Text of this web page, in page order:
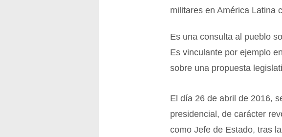
militares en América Latina
Es una consulta al pueblo
Es vinculante por ejemplo
sobre una propuesta
El día 26 de abril de 2016,
presidencial, de carácter
como Jefe de Estado, tras